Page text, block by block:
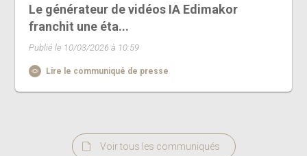
Le générateur de vidéos IA Edimakor
franchit une éta...
Publié le 10/03/2026 à 10:59
Lire le communiqué de presse
Voir tous les communiqués